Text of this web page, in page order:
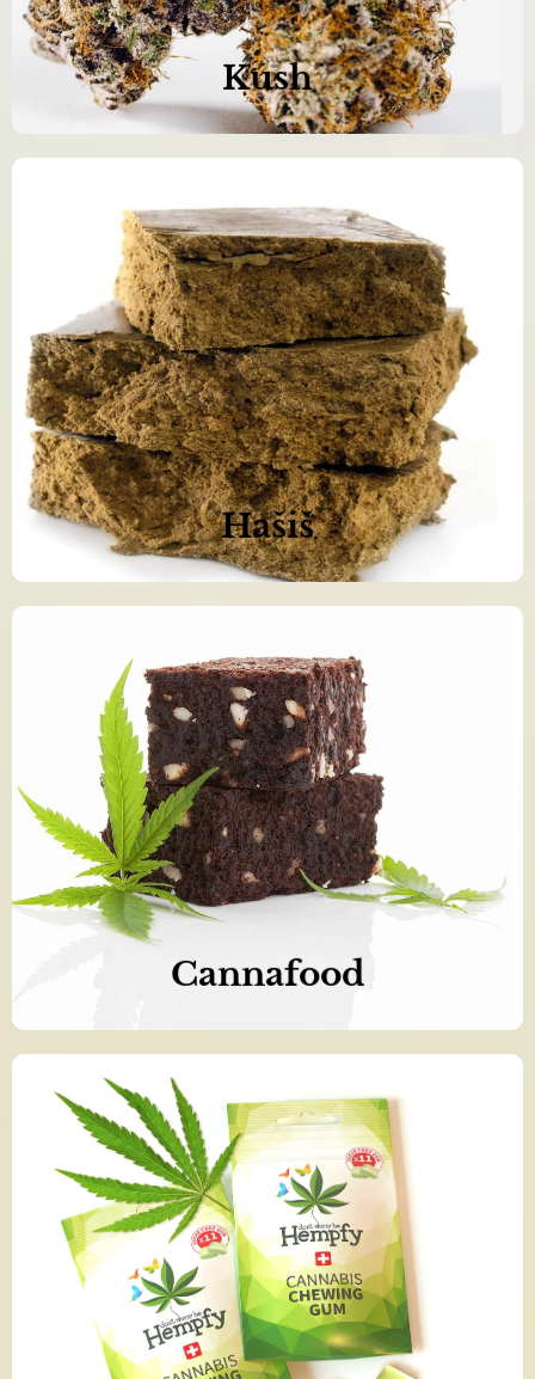
Kush
Hašiš
Naše produkty jsou 100% čisté a
přírodní
Objednat nyní >>
Cannafood
Naše produkty jsou 100% čisté a
přírodní
Objednat nyní >>
Naše produkty jsou 100% čisté a
přírodní
Objednat nyní >>